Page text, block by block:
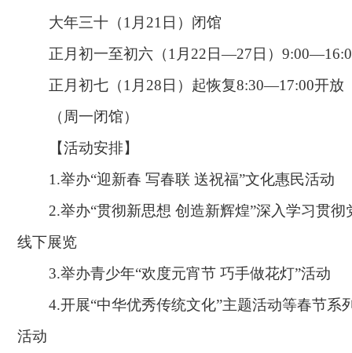
大年三十（1月21日）闭馆
正月初一至初六（1月22日—27日）
正月初七（1月28日）起恢复8:30—17:00开放
（周一闭馆）
【活动安排】
1.举办“迎新春 写春联 送祝福”文化惠民活动
2.举办“贯彻新思想 创造新辉煌”深入学习贯
线下展览
3.举办青少年“欢度元宵节 巧手做花灯”活动
4.开展“中华优秀传统文化”主题活动等春节系
活动